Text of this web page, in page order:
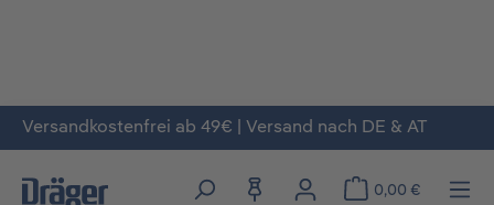
Zum Hauptinhalt springen
Versandkostenfrei ab 49€ | Versand nach DE & AT
0,00 €